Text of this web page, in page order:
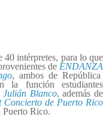
40 intérpretes, para lo que
de ENDANZA
, ambos de República
la función estudiantes
Julián Blanco, además de
Concierto de Puerto Rico
Puerto Rico.